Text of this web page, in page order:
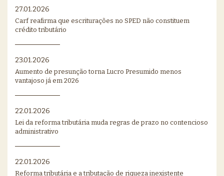
27.01.2026
Carf reafirma que escriturações no SPED não constituem
crédito tributário
23.01.2026
Aumento de presunção torna Lucro Presumido menos
vantajoso já em 2026
22.01.2026
Lei da reforma tributária muda regras de prazo no contencioso
administrativo
22.01.2026
Reforma tributária e a tributação de riqueza inexistente